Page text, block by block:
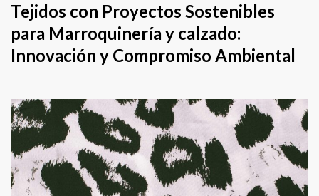
Tejidos con Proyectos Sostenibles
para Marroquinería y calzado:
Innovación y Compromiso Ambiental